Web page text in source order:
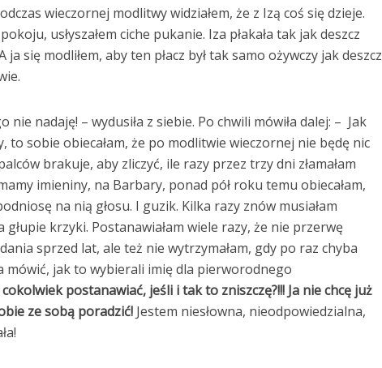
wieczornej modlitwy widziałem, że z Izą coś się dzieje.
usłyszałem ciche pukanie. Iza płakała tak jak deszcz
ja się modliłem, aby ten płacz był tak samo ożywczy jak deszcz
nie nadaję! – wydusiła z siebie. Po chwili mówiła dalej: – Jak
to sobie obiecałam, że po modlitwie wieczornej nie będę nic
brakuje, aby zliczyć, ile razy przez trzy dni złamałam
imieniny, na Barbary, ponad pół roku temu obiecałam,
na nią głosu. I guzik. Kilka razy znów musiałam
głupie krzyki. Postanawiałam wiele razy, że nie przerwę
sprzed lat, ale też nie wytrzymałam, gdy po raz chyba
mówić, jak to wybierali imię dla pierworodnego
postanawiać, jeśli i tak to zniszczę?!!! Ja nie chcę już
ze sobą poradzić! Jestem niesłowna, nieodpowiedzialna,